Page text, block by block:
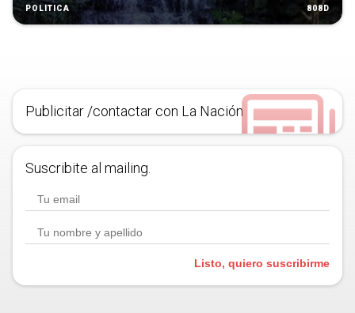
POLÍTICA 808D
Publicitar /contactar con La Nación
Suscribite al mailing.
Listo, quiero suscribirme